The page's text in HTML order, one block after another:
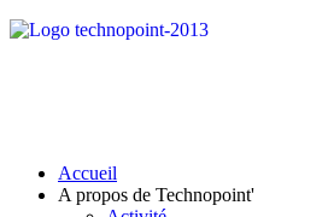
Accueil
A propos de Technopoint'